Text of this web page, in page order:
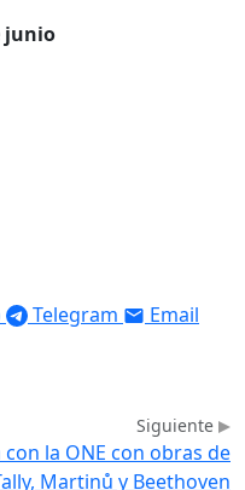
junio
Telegram Email
Siguiente
la ONE con obras de
Martinů y Beethoven